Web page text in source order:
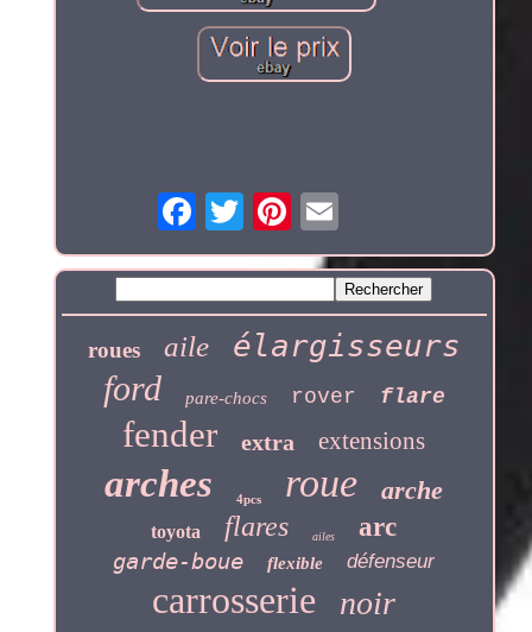
roues aile élargisseurs
ford pare-chocs rover flare
fender extra extensions
arches 4pcs roue arche
toyota flares ailes arc
garde-boue flexible défenseur
carrosserie noir